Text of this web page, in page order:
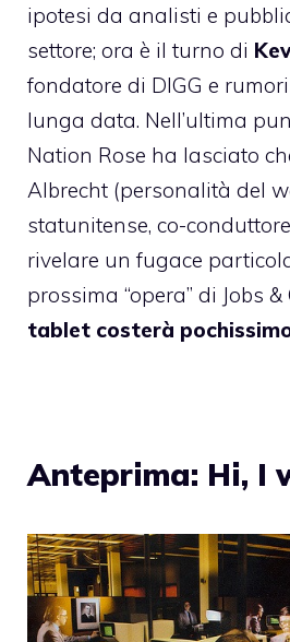
ipotesi da analisti e
settore; ora è il turno di
fondatore di DIGG e
lunga data. Nell’ultima
Nation Rose ha lasciato
Albrecht (personalità del
statunitense, co-
rivelare un fugace
prossima “opera” di Jobs
tablet costerà
Anteprima: Hi, I